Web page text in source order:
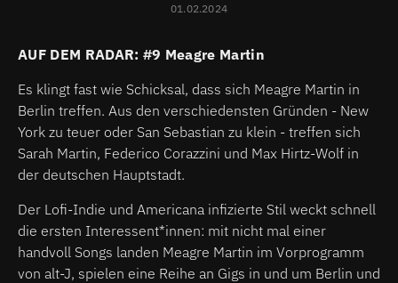
01.02.2024
AUF DEM RADAR: #9 Meagre Martin
Es klingt fast wie Schicksal, dass sich Meagre Martin in
Berlin treffen. Aus den verschiedensten Gründen - New
York zu teuer oder San Sebastian zu klein - treffen sich
Sarah Martin, Federico Corazzini und Max Hirtz-Wolf in
der deutschen Hauptstadt.
Der Lofi-Indie und Americana infizierte Stil weckt schnell
die ersten Interessent*innen: mit nicht mal einer
handvoll Songs landen Meagre Martin im Vorprogramm
von alt-J, spielen eine Reihe an Gigs in und um Berlin und